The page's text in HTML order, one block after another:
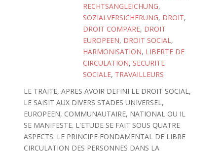
RECHTSANGLEICHUNG,
SOZIALVERSICHERUNG, DROIT,
DROIT COMPARE, DROIT
EUROPEEN, DROIT SOCIAL,
HARMONISATION, LIBERTE DE
CIRCULATION, SECURITE
SOCIALE, TRAVAILLEURS
LE TRAITE, APRES AVOIR DEFINI LE DROIT SOCIAL,
LE SAISIT AUX DIVERS STADES UNIVERSEL,
EUROPEEN, COMMUNAUTAIRE, NATIONAL OU IL
SE MANIFESTE. L'ETUDE SE FAIT SOUS QUATRE
ASPECTS: LE PRINCIPE FONDAMENTAL DE LIBRE
CIRCULATION DES PERSONNES DANS LA